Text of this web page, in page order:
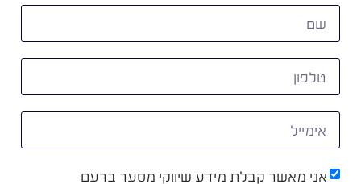
אני מאשר קבלת מידע שיווקי מסער ברעם